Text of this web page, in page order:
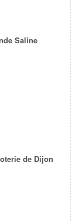
Saline
de Dijon